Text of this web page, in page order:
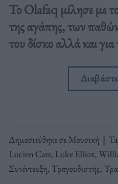
Το Olafaq μίλησε με
της αγάπης, των
του δίσκο αλλά και
Δημοσιεύθηκε σεΜουσική |
Lucien Carr, Luke Elliot,
Συνέντευξη, Τραγουδιστής,